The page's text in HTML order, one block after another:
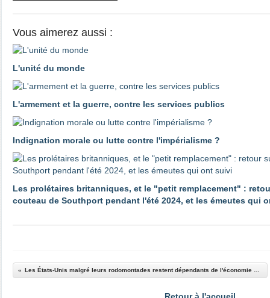
Vous aimerez aussi :
L'unité du monde
L'armement et la guerre, contre les services publics
Indignation morale ou lutte contre l'impérialisme ?
Les prolétaires britanniques, et le "petit remplacement" :
couteau de Southport pendant l'été 2024, et les émeutes qui